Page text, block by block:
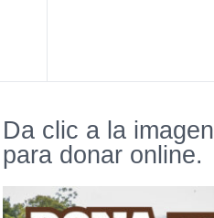
Da clic a la imagen
para donar online.